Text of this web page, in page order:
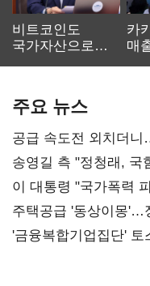
비트코인도
국가자산으로…'
카
매
주요 뉴스
공급 속도전 외치더
리모델링' 제안
송영길 측 "정청래,
총선 지휘 못해"
이 대통령 "국가폭력
진실 밝혀야"
주택공급 '동상이몽'…
'금융복합기업집단'